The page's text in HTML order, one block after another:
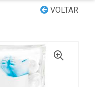
VOLTAR